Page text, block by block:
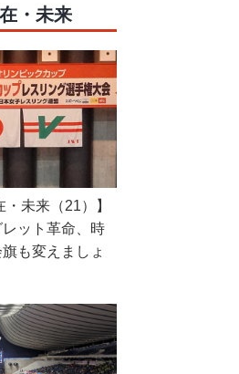
・未来
・未来（21）】
ット革命、時
も変えましょ